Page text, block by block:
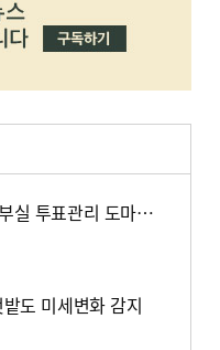
“회수용봉투 기표된 용지는 사무원 실수” 경찰 결론에 선관위 부실 투표관리 도마(종합)
도 미세변화 감지